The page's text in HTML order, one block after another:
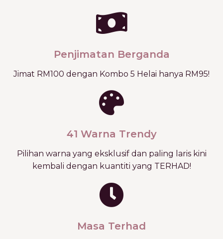
Penjimatan Berganda
Jimat RM100 dengan Kombo 5 Helai hanya RM95!
41 Warna Trendy
Pilihan warna yang eksklusif dan paling laris kini
kembali dengan kuantiti yang TERHAD!
Masa Terhad